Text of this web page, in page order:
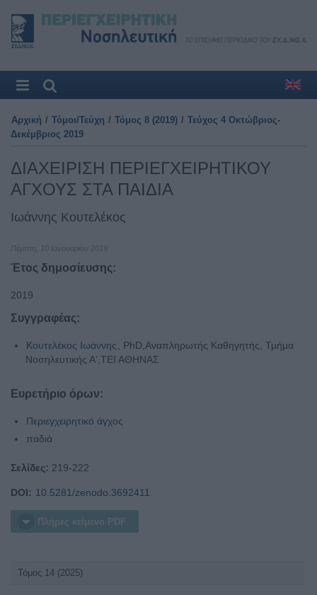
Αρχική / Τόμοι/Τεύχη / Τόμος 8 (2019) / Τεύχος 4 Οκτώβριος-
Δεκέμβριος 2019
ΔΙΑΧΕΙΡΙΣΗ ΠΕΡΙΕΓΧΕΙΡHΤΙΚΟΥ
ΑΓΧΟΥΣ ΣΤΑ ΠΑΙΔΙΑ
Ιωάννης Κουτελέκος
Πέμπτη, 10 Ιανουαρίου 2019
Έτος δημοσίευσης:
2019
Συγγραφέας:
Κουτελέκος Ιωάννης, PhD,Αναπληρωτής Καθηγητής, Τμήμα
Νοσηλευτικής Α',ΤΕΙ ΑΘΗΝΑΣ
Ευρετήριο όρων:
Περιεγχειρητικό άγχος
παδιά
Σελίδες: 219-222
DOI: 10.5281/zenodo.3692411
Πλήρες κείμενο PDF
Τόμος 14 (2025)